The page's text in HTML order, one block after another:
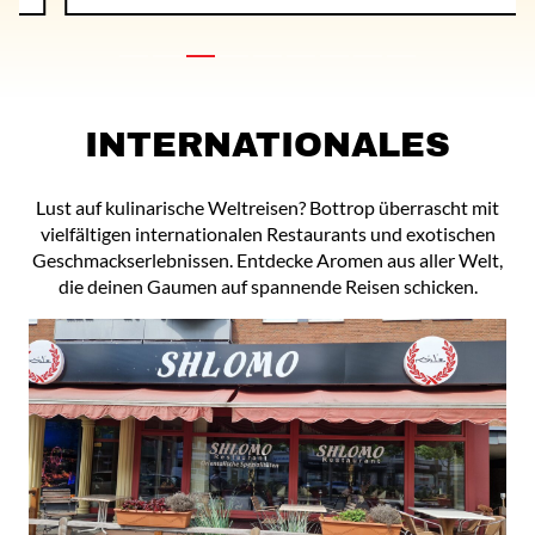
INTERNATIONALES
Lust auf kulinarische Weltreisen? Bottrop überrascht mit
vielfältigen internationalen Restaurants und exotischen
Geschmackserlebnissen. Entdecke Aromen aus aller Welt,
die deinen Gaumen auf spannende Reisen schicken.